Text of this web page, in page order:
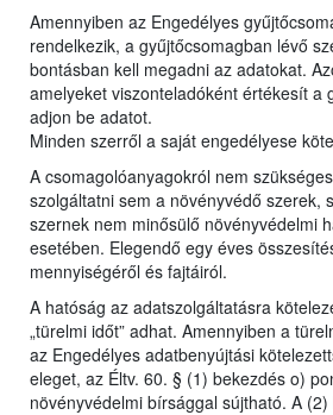
Amennyiben az Engedélyes
rendelkezik, a gyűjtőcsomagban lévő
bontásban kell megadni az adatokat.
amelyeket viszonteladóként értékesít a
adjon be adatot.
Minden szerről a saját engedélyese
A csomagolóanyagokról nem
szolgáltatni sem a növényvédő szerek,
szernek nem minősülő növényvédelmi
esetében. Elegendő egy éves
mennyiségéről és fajtáiról.
A hatóság az adatszolgáltatásra
„türelmi időt” adhat. Amennyiben a
az Engedélyes adatbenyújtási
eleget, az Éltv. 60. § (1) bekezdés o)
növényvédelmi bírsággal sújtható. A